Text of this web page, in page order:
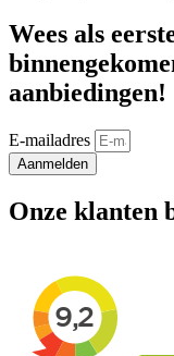
Wees als
aanbiedingen!
E-mailadres
Aanmelden
Onze klanten